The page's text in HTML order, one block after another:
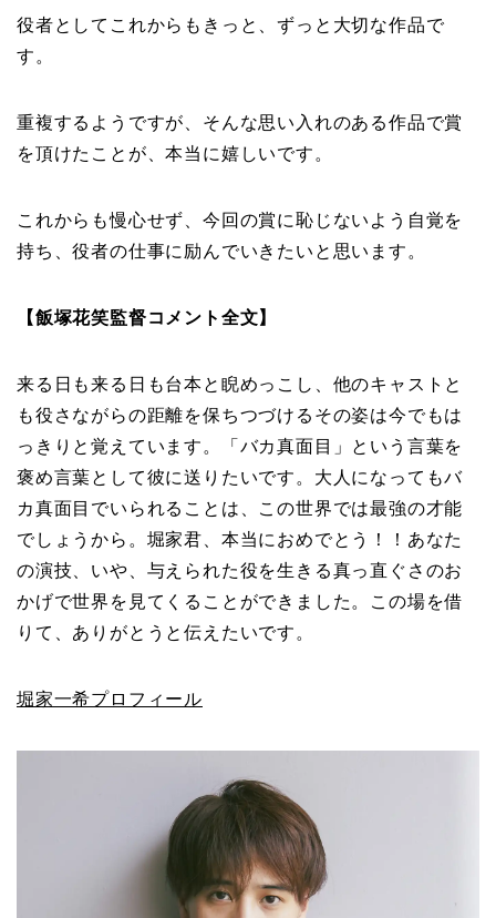
役者としてこれからもきっと、ずっと大切な作品で
す。
重複するようですが、そんな思い入れのある作品で賞
を頂けたことが、本当に嬉しいです。
これからも慢心せず、今回の賞に恥じないよう自覚を
持ち、役者の仕事に励んでいきたいと思います。
【飯塚花笑監督コメント全文】
来る日も来る日も台本と睨めっこし、他のキャストと
も役さながらの距離を保ちつづけるその姿は今でもは
っきりと覚えています。「バカ真面目」という言葉を
褒め言葉として彼に送りたいです。大人になってもバ
カ真面目でいられることは、この世界では最強の才能
でしょうから。堀家君、本当におめでとう！！あなた
の演技、いや、与えられた役を生きる真っ直ぐさのお
かげで世界を見てくることができました。この場を借
りて、ありがとうと伝えたいです。
堀家一希プロフィール